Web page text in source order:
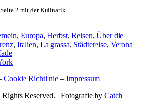
2 mit der Kulinarik
, Europa, Herbst, Reisen, Über die
, Italien, La grassa, Städtereise, Verona
Cookie Richtlinie – Impressum
Reserved. | Fotografie by Catch